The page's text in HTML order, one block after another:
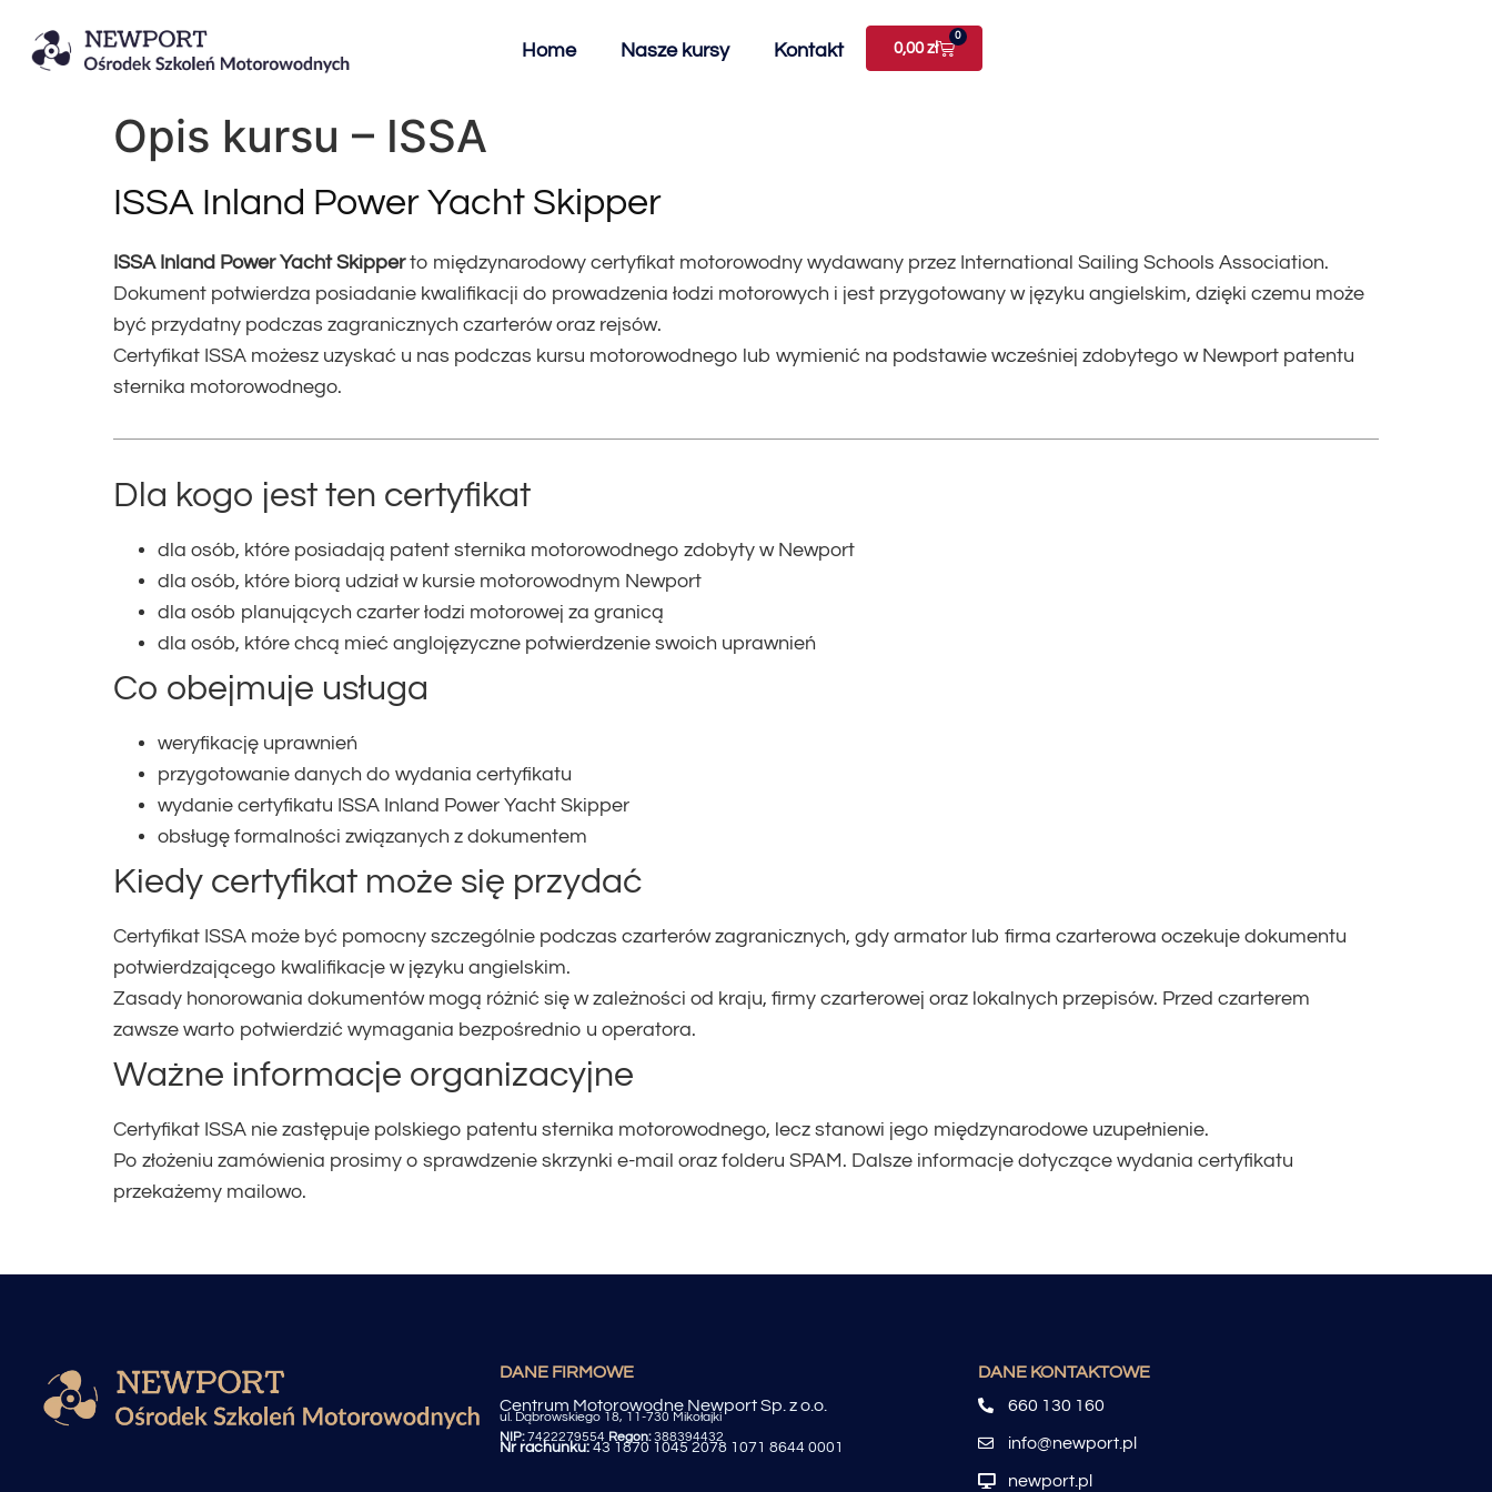
Home Nasze kursy Kontakt 0,00zł
0
Opis kursu – ISSA
ISSA Inland Power Yacht Skipper
ISSA Inland Power Yacht Skipperto międzynarodowy certyfikat motorowodny wydawany przez International Sailing Schools Association.
Dokument potwierdza posiadanie kwalifikacji do prowadzenia łodzi motorowych i jest przygotowany w języku angielskim, dzięki czemu może
być przydatny podczas zagranicznych czarterów oraz rejsów.
Certyfikat ISSA możesz uzyskać u nas podczas kursu motorowodnego lub wymienić na podstawie wcześniej zdobytego w Newport patentu
sternika motorowodnego.
Dla kogo jest ten certyfikat
dla osób, które posiadają patent sternika motorowodnego zdobyty w Newport
dla osób, które biorą udział w kursie motorowodnym Newport
dla osób planujących czarter łodzi motorowej za granicą
dla osób, które chcą mieć anglojęzyczne potwierdzenie swoich uprawnień
Co obejmuje usługa
weryfikację uprawnień
przygotowanie danych do wydania certyfikatu
wydanie certyfikatu ISSA Inland Power Yacht Skipper
obsługę formalności związanych z dokumentem
Kiedy certyfikat może się przydać
Certyfikat ISSA może być pomocny szczególnie podczas czarterów zagranicznych, gdy armator lub firma czarterowa oczekuje dokumentu
potwierdzającego kwalifikacje w języku angielskim.
Zasady honorowania dokumentów mogą różnić się w zależności od kraju, firmy czarterowej oraz lokalnych przepisów. Przed czarterem
zawsze warto potwierdzić wymagania bezpośrednio u operatora.
Ważne informacje organizacyjne
Certyfikat ISSA nie zastępuje polskiego patentu sternika motorowodnego, lecz stanowi jego międzynarodowe uzupełnienie.
Po złożeniu zamówienia prosimy o sprawdzenie skrzynki e-mail oraz folderu SPAM. Dalsze informacje dotyczące wydania certyfikatu
przekażemy mailowo.
DANE FIRMOWE
Centrum Motorowodne Newport Sp. z o.o.
ul. Dąbrowskiego 18, 11-730 Mikołajki
NIP:7422279554 Regon:388394432
Nr rachunku: 43 1870 1045 2078 1071 8644 0001
DANE KONTAKTOWE
660 130 160
info@newport.pl
newport.pl